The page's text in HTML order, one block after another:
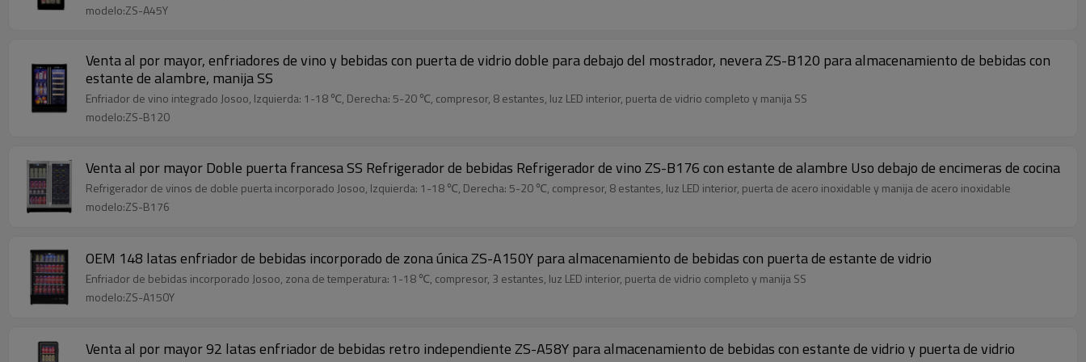
modelo:ZS-A45Y
Venta al por mayor, enfriadores de vino y bebidas con puerta de vidrio doble para debajo del mostrador, nevera ZS-B120 para almacenamiento de bebidas con
estante de alambre, manija SS
Enfriador de vino integrado Josoo, Izquierda: 1-18 ℃, Derecha: 5-20 ℃, compresor, 8 estantes, luz LED interior, puerta de vidrio completo y manija SS
modelo:ZS-B120
Venta al por mayor Doble puerta francesa SS Refrigerador de bebidas Refrigerador de vino ZS-B176 con estante de alambre Uso debajo de encimeras de cocina
Refrigerador de vinos de doble puerta incorporado Josoo, Izquierda: 1-18 ℃, Derecha: 5-20 ℃, compresor, 8 estantes, luz LED interior, puerta de acero inoxidable y manija de acero inoxidable
modelo:ZS-B176
OEM 148 latas enfriador de bebidas incorporado de zona única ZS-A150Y para almacenamiento de bebidas con puerta de estante de vidrio
Enfriador de bebidas incorporado Josoo, zona de temperatura: 1-18 ℃, compresor, 3 estantes, luz LED interior, puerta de vidrio completo y manija SS
modelo:ZS-A150Y
Venta al por mayor 92 latas enfriador de bebidas retro independiente ZS-A58Y para almacenamiento de bebidas con estante de vidrio y puerta de vidrio